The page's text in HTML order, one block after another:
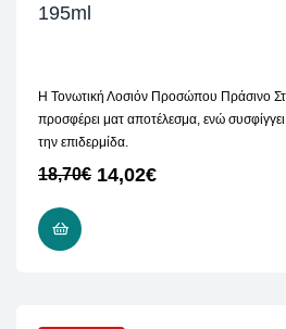
195ml
H Τονωτική Λοσιόν Προσώπου Πράσινο
προσφέρει ματ αποτέλεσμα, ενώ συσφίγγει
την επιδερμίδα.
18,70€ 14,02€